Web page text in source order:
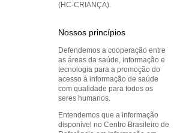
(HC-CRIANÇA).
Nossos princípios
Defendemos a cooperação entre
as áreas da saúde, informação e
tecnologia para a promoção do
acesso à informação de saúde
com qualidade para todos os
seres humanos.
Entendemos que a informação
disponível no Centro Brasileiro de